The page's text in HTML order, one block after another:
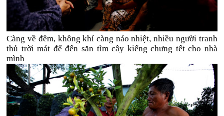
Càng về đêm, không khí càng náo nhiệt, nhiều người tranh
thủ trời mát để đến săn tìm cây kiểng chưng tết cho nhà
mình